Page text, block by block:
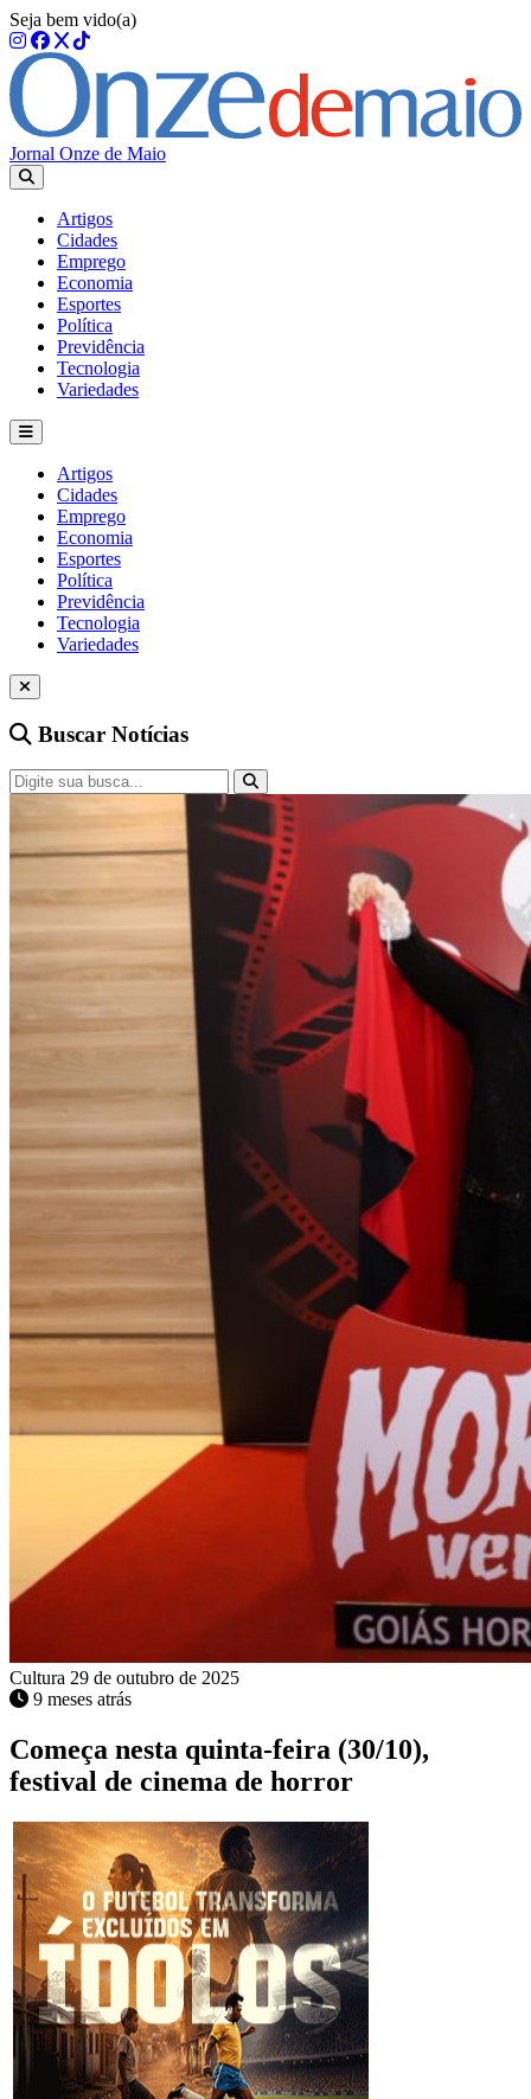
Seja bem vido(a)
Jornal Onze de Maio
Artigos
Cidades
Emprego
Economia
Esportes
Política
Previdência
Tecnologia
Variedades
Artigos
Cidades
Emprego
Economia
Esportes
Política
Previdência
Tecnologia
Variedades
Buscar Notícias
Cultura 29 de outubro de 2025
9 meses atrás
Começa nesta quinta-feira (30/10),
festival de cinema de horror